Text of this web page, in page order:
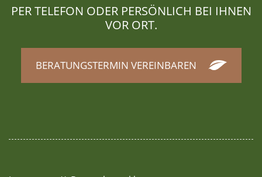
PER TELEFON ODER PERSÖNLICH BEI IHNEN
VOR ORT.
BERATUNGSTERMIN VEREINBAREN